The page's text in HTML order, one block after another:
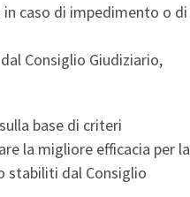
in caso di impedimento o di
Consiglio Giudiziario,
base di criteri
la migliore efficacia per la
stabiliti dal Consiglio